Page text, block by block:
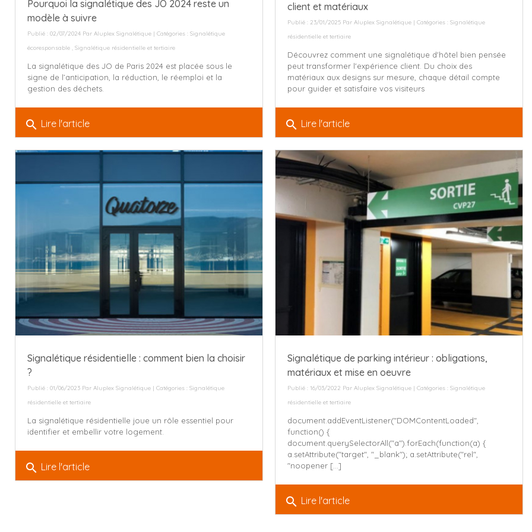
client et matériaux
Publié : 23/01/2025 Par Aluplex Signalétique| Catégories : Signalétique
résidentielle et tertiaire
Découvrez comment une signalétique d'hôtel bien pensée
peut transformer l'expérience client. Du choix des
matériaux aux designs sur mesure, chaque détail compte
pour guider et satisfaire vos visiteurs
search Lire l'article
Pourquoi la signalétique des JO 2024 reste un
modèle à suivre
Publié : 02/07/2024 Par Aluplex Signalétique | Catégories : Signalétique
écoresponsable
Signalétique résidentielle et tertiaire
La signalétique des JO de Paris 2024 est placée sous le
signe de l’anticipation, la réduction, le réemploi et la
gestion des déchets.
search Lire l'article
Signalétique résidentielle : comment bien la choisir
?
Publié : 01/06/2023 Par Aluplex Signalétique | Catégories : Signalétique
résidentielle et tertiaire
La signalétique résidentielle joue un rôle essentiel pour
identifier et embellir votre logement.
search Lire l'article
Signalétique de parking intérieur : obligations,
matériaux et mise en oeuvre
Publié : 16/03/2022 Par Aluplex Signalétique| Catégories : Signalétique
résidentielle et tertiaire
document.addEventListener("DOMContentLoaded",
function() {
document.querySelectorAll("a").forEach(function(a) {
a.setAttribute("target", "_blank"); a.setAttribute("rel",
"noopener [...]
search Lire l'article